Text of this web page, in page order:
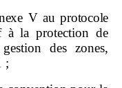
V au protocole
à la protection de
des zones,
;